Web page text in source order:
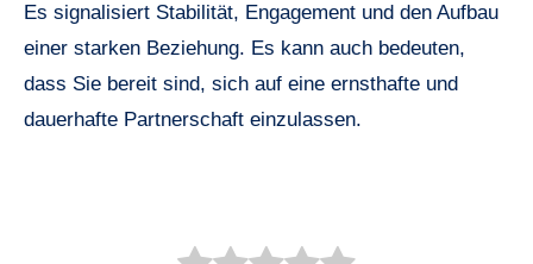
Es signalisiert Stabilität, Engagement und den Aufbau
einer starken Beziehung. Es kann auch bedeuten,
dass Sie bereit sind, sich auf eine ernsthafte und
dauerhafte Partnerschaft einzulassen.